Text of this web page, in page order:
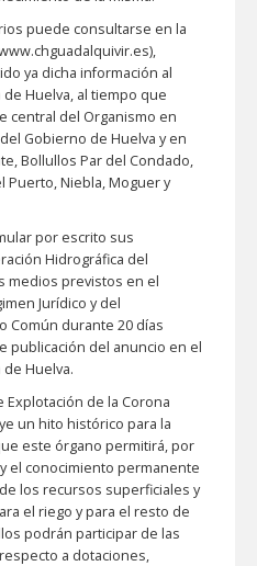
puede consultarse en la
ya dicha información al
Huelva, al tiempo que
central del Organismo en
Gobierno de Huelva y en
Bollullos Par del Condado,
Puerto, Niebla, Moguer y
por escrito sus
Hidrográfica del
medios previstos en el
Jurídico y del
Común durante 20 días
publicación del anuncio en el
Huelva.
Explotación de la Corona
un hito histórico para la
este órgano permitirá, por
el conocimiento permanente
los recursos superficiales y
el riego y para el resto de
podrán participar de las
a dotaciones,